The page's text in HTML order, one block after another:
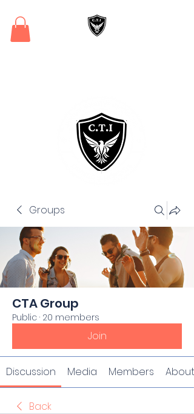
Groups
CTA Group
Public · 20 members
Join
Discussion Media Members About
Back